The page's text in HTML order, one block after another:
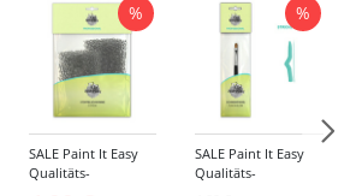
%
SALE Paint It Easy
Qualitäts-
%
SALE Paint It Easy
Qualitäts-